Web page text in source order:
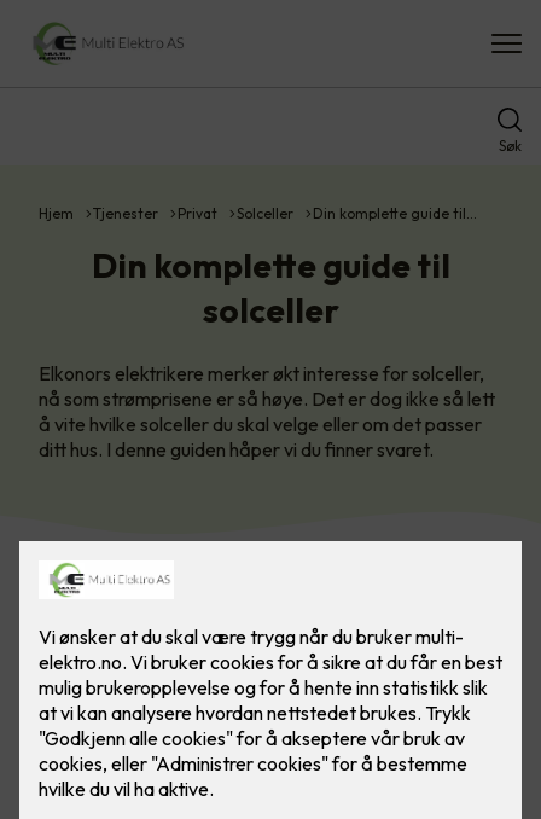
Søk
Hjem Tjenester Privat Solceller Din komplette guide til…
Din komplette guide til
solceller
Elkonors elektrikere merker økt interesse for solceller,
nå som strømprisene er så høye. Det er dog ikke så lett
å vite hvilke solceller du skal velge eller om det passer
ditt hus. I denne guiden håper vi du finner svaret.
Solceller er en bærekraftig energikilde, som hjelper både